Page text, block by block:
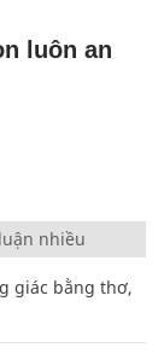
luôn an
nhiều
giác bằng thơ,